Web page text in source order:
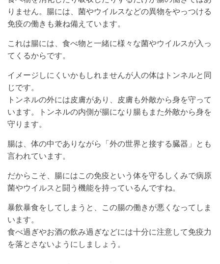
りません。腸には、菌やウイルスなどの異物をやっつける
免疫の働きも兼ね備えています。
これは腸には、食べ物と一緒に様々な菌やウイルスが入っ
てくるからです。
イメージしにくいかもしれませんが人の体はトンネルと同
じです。
トンネルの外には皮膚があり、皮膚も外敵から身を守って
います。トンネルの内側が腸になり腸もまた外敵から身を
守ります。
腸は、体の中でありながら「外の世界と接する臓器」とも
言われています。
だからこそ、腸にはこの免疫という体を守るしくみで病原
菌やウイルスと闘う機能を持っているんですね。
暴飲暴食をしてしまうと、この腸の働きが悪くなってしま
います。
食べ過ぎやお酒の飲み過ぎなどには十分に注意して免疫力
を落とさないようにしましょう。